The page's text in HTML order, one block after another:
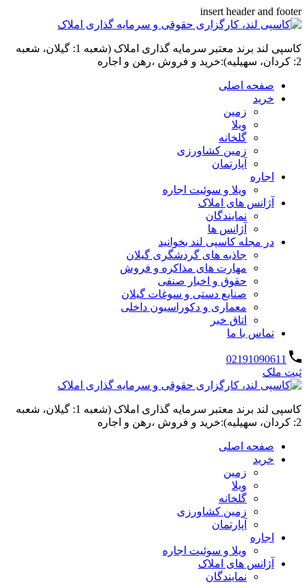
insert header and footer
کاسپی لند برند معتبر سرمایه گذاری املاک (شعبه 1: گیلان، شعبه
2: کردان، سهیلیه):خرید و فروش ،رهن و اجاره
صفحه اصلی
خرید
زمین
ویلا
گلخانه
زمین کشاورزی
آپارتمان
اجاره
ویلا و سوئیت اجاره
آژانس های املاک
نمایندگان
آژانس ها
در مجله کاسپی لند بخوانید
جاذبه های گردشگری گیلان
مهارت های مذاکره و فروش
حقوق و اخبار صنفی
صنایع دستی و سوغات گیلان
معماری و دکوراسیون داخلی
اتاق خبر
تماس با ما
02191090611
ثبت ملک
کاسپی لند برند معتبر سرمایه گذاری املاک (شعبه 1: گیلان، شعبه
2: کردان، سهیلیه):خرید و فروش ،رهن و اجاره
صفحه اصلی
خرید
زمین
ویلا
گلخانه
زمین کشاورزی
آپارتمان
اجاره
ویلا و سوئیت اجاره
آژانس های املاک
نمایندگان